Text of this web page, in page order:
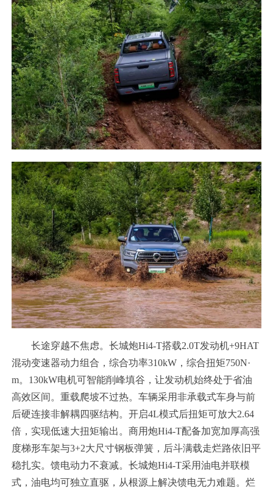
长途穿越不焦虑。长城炮Hi4-T搭载2.0T发动机+9HAT
混动变速器动力组合，综合功率310kW，综合扭矩750N·
m。130kW电机可智能削峰填谷，让发动机始终处于省油
高效区间。重载爬坡不过热。车辆采用非承载式车身与前
后硬连接非解耦四驱结构。开启4L模式后扭矩可放大2.64
倍，实现低速大扭矩输出。商用炮Hi4-T配备加宽加厚高强
度梯形车架与3+2大尺寸钢板弹簧，后斗满载走烂路依旧平
稳扎实。馈电动力不衰减。长城炮Hi4-T采用油电并联模
式，油电均可独立直驱，从根源上解决馈电无力难题。烂